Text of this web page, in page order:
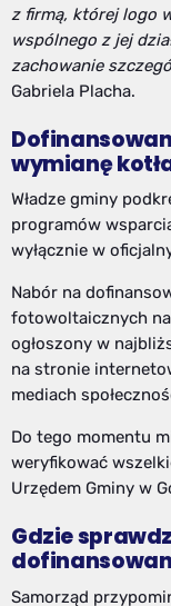
z firmą, której logo
wspólnego z jej
zachowanie
Gabriela Placha.
wymianę
Władze gminy
programów
wyłącznie w
Nabór na
fotowoltaicznych
ogłoszony w
na stronie
mediach
Do tego momentu
weryfikować
Urzędem Gminy w
Gdzie
Samorząd